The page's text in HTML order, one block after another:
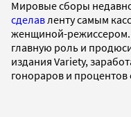
Мировые сборы
сделав ленту самым
женщиной-режиссером.
главную роль и
издания Variety,
гонораров и процентов